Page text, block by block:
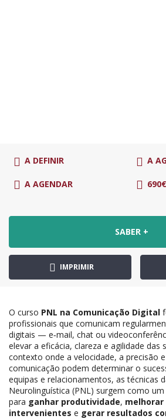
A DEFINIR A
A AGENDAR 690€
SABER +
IMPRIMIR
O curso PNL na Comunicação Digital
profissionais que comunicam
digitais — e‑mail, chat ou
elevar a eficácia, clareza e agilidade das
contexto onde a velocidade, a precisão
comunicação podem determinar o
equipas e relacionamentos, as técnicas
Neurolinguística (PNL) surgem como
para ganhar produtividade,
intervenientes e gerar resultados